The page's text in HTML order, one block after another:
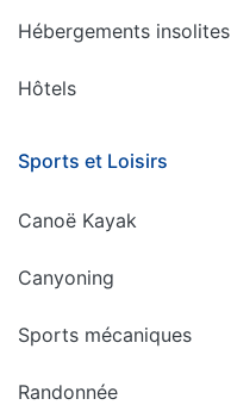
Hébergements insolites
Hôtels
Sports et Loisirs
Canoë Kayak
Canyoning
Sports mécaniques
Randonnée